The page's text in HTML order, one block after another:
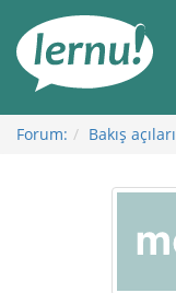
Görüntüleme
Forum: Bakış açıları